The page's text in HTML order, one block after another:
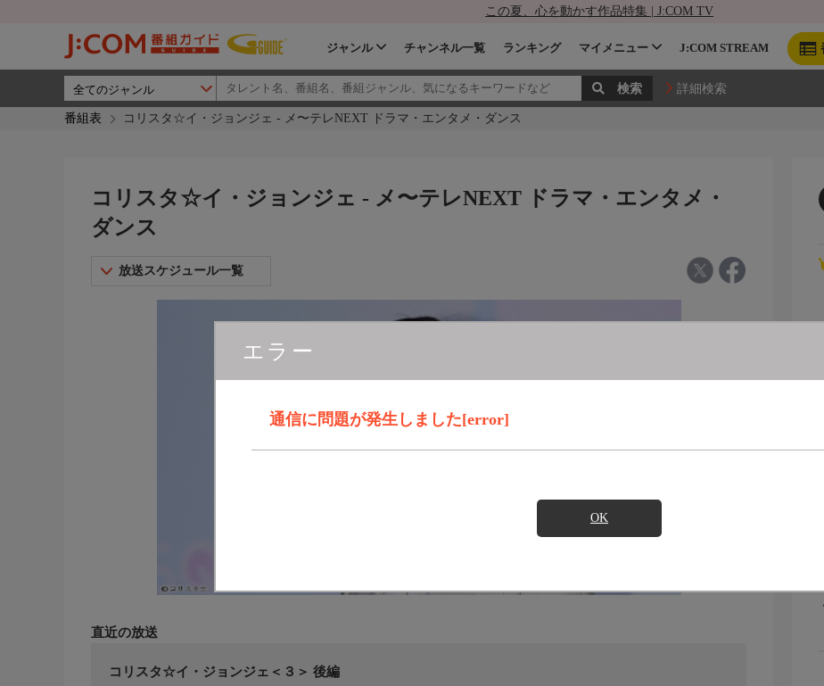
この夏、心を動かす作品特集 | J:COM TV
ジャンル チャンネル一覧 ランキング マイメニュー J:COM STREAM
詳細検索
番組表 コリスタ☆イ・ジョンジェ - メ〜テレNEXT ドラマ・エンタメ・ダンス
エラー
通信に問題が発生しました[error]
OK
コリスタ☆イ・ジョンジェ - メ〜テレNEXT ドラマ・エンタメ・
ダンス
放送スケジュール一覧
直近の放送
コリスタ☆イ・ジョンジェ＜３＞ 後編